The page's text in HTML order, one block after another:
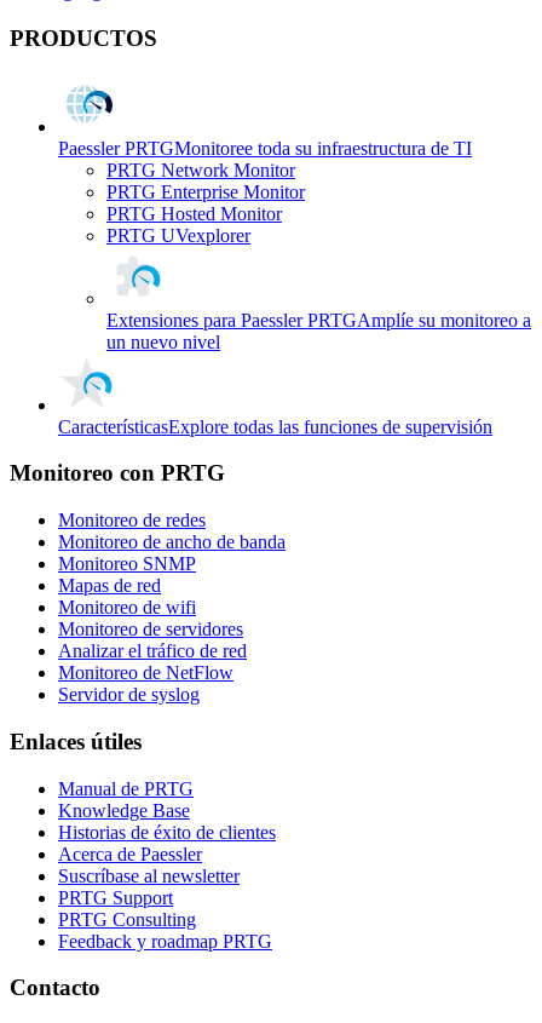
PRODUCTOS
Paessler PRTGMonitoree toda su infraestructura de TI
PRTG Network Monitor
PRTG Enterprise Monitor
PRTG Hosted Monitor
PRTG UVexplorer
Extensiones para Paessler PRTGAmplíe su monitoreo a
un nuevo nivel
CaracterísticasExplore todas las funciones de supervisión
Monitoreo con PRTG
Monitoreo de redes
Monitoreo de ancho de banda
Monitoreo SNMP
Mapas de red
Monitoreo de wifi
Monitoreo de servidores
Analizar el tráfico de red
Monitoreo de NetFlow
Servidor de syslog
Enlaces útiles
Manual de PRTG
Knowledge Base
Historias de éxito de clientes
Acerca de Paessler
Suscríbase al newsletter
PRTG Support
PRTG Consulting
Feedback y roadmap PRTG
Contacto